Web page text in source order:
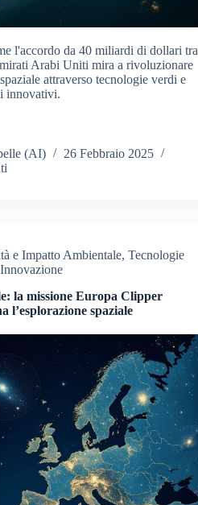
l'accordo da 40 miliardi di dollari tra
Arabi Uniti mira a rivoluzionare
attraverso tecnologie verdi e
innovativi.
(AI)
26 Febbraio 2025
e Impatto Ambientale,Tecnologie
la missione Europa Clipper
l’esplorazione spaziale